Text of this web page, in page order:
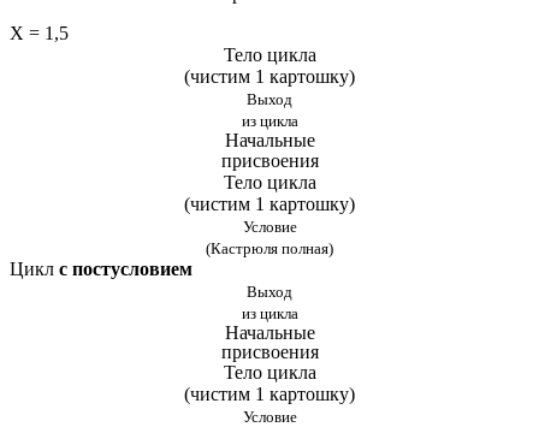
X = 1,5
Тело цикла
(чистим 1 картошку)
Выход
из цикла
Начальные
присвоения
Тело цикла
(чистим 1 картошку)
Условие
(Кастрюля полная)
Цикл с постусловием
Выход
из цикла
Начальные
присвоения
Тело цикла
(чистим 1 картошку)
Условие